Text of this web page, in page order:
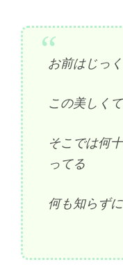
お前はじっ
この美しく
そこでは何
ってる
何も知らずに